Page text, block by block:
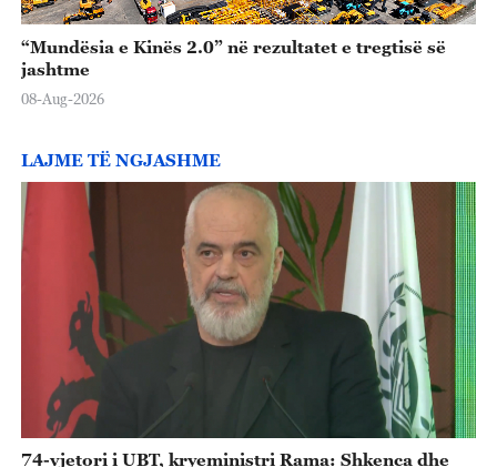
“Mundësia e Kinës 2.0” në rezultatet e tregtisë së
jashtme
08-Aug-2026
LAJME TË NGJASHME
74-vjetori i UBT, kryeministri Rama: Shkenca dhe